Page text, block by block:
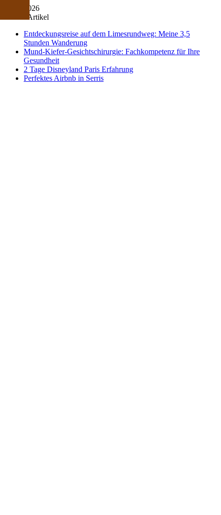
10/08/2026
Neuste Artikel
Entdeckungsreise auf dem Limesrundweg: Meine 3,5
Stunden Wanderung
Mund-Kiefer-Gesichtschirurgie: Fachkompetenz für Ihre
Gesundheit
2 Tage Disneyland Paris Erfahrung
Perfektes Airbnb in Serris